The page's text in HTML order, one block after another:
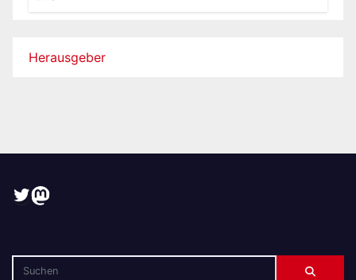
Herausgeber
Twitter
Mastodon